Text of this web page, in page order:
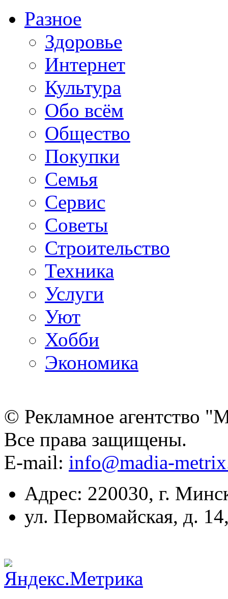
Разное
Здоровье
Интернет
Культура
Обо всём
Общество
Покупки
Семья
Сервис
Советы
Строительство
Техника
Услуги
Уют
Хобби
Экономика
© Рекламное агентство
Все права защищены.
E-mail: info@madia-
Адрес: 220030, г.
ул. Первомайская, д.